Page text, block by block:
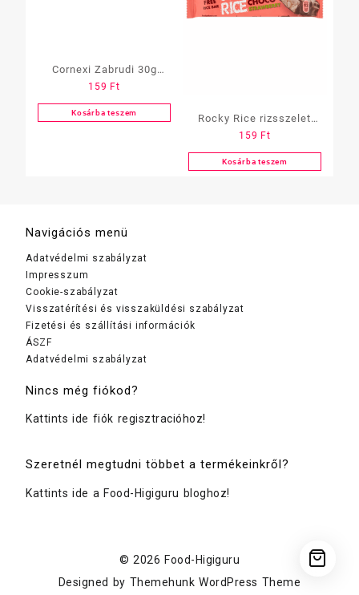
Cornexi Zabrudi 30g
Cukormentes
Sárgabarackos
159 Ft
Kosárba teszem
Rocky Rice rizsszelet
Narancsos-csokis
159 Ft
Kosárba teszem
Navigációs menü
Adatvédelmi szabályzat
Impresszum
Cookie-szabályzat
Visszatérítési és visszaküldési szabályzat
Fizetési és szállítási információk
ÁSZF
Adatvédelmi szabályzat
Nincs még fiókod?
Kattints ide fiók regisztracióhoz!
Szeretnél megtudni többet a termékeinkről?
Kattints ide a Food-Higiguru bloghoz!
© 2026 Food-Higiguru
Designed by Themehunk WordPress Theme